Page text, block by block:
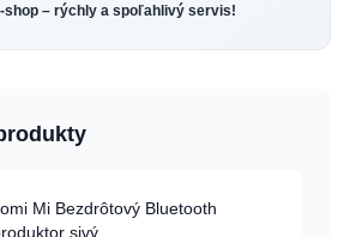
shop – rýchly a spoľahlivý servis!
Mi Bezdrôtový Bluetooth
sivý